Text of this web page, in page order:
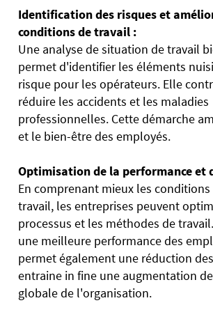
Identification des risques et
conditions de travail :
Une analyse de situation de travail
permet d'identifier les éléments
risque pour les opérateurs. Elle
réduire les accidents et les maladies
professionnelles. Cette démarche
et le bien-être des employés.
Optimisation de la performance et
En comprenant mieux les
travail, les entreprises peuvent
processus et les méthodes de
une meilleure performance des
permet également une réduction
entraine in fine une augmentation
globale de l'organisation.